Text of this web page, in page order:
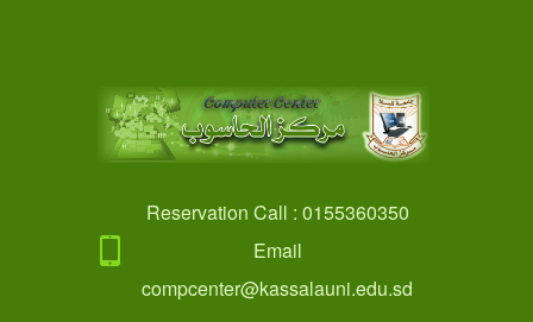
Reservation Call : 0155360350
Email
compcenter@kassalauni.edu.sd